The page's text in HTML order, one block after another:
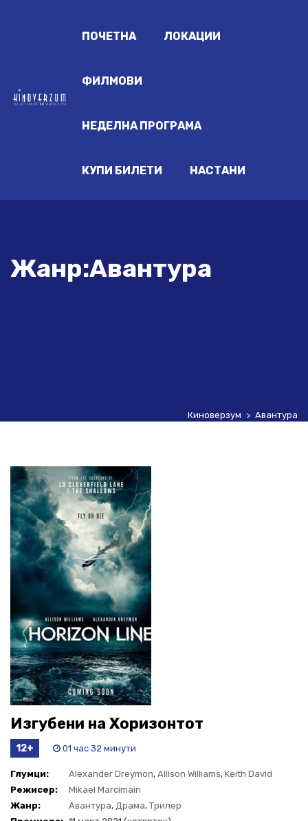
ПОЧЕТНА ЛОКАЦИИ
ФИЛМОВИ
НЕДЕЛНА ПРОГРАМА
КУПИ БИЛЕТИ НАСТАНИ
Жанр:Авантура
Киноверзум > Авантура
Изгубени на Хоризонтот
12+ 01 час 32 минути
Глумци: Alexander Dreymon, Allison Williams, Keith David
Режисер:
Mikael Marcimain
Жанр:
Авантура, Драма, Трилер